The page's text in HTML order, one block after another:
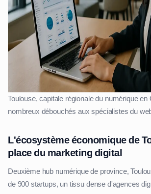
Toulouse, capitale régionale du numérique
nombreux débouchés aux spécialistes du
L'écosystème économique de
place du marketing digital
Deuxième hub numérique de province,
de 900 startups, un tissu dense d'agences